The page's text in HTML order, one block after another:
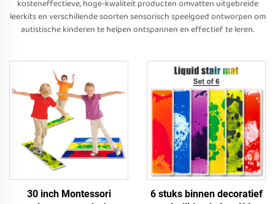
kosteneffectieve, hoge-kwaliteit producten omvatten uitgebreide
leerkits en verschillende soorten sensorisch speelgoed ontworpen om
autistische kinderen te helpen ontspannen en effectief te leren.
30 inch Montessori
6 stuks binnen decoratief